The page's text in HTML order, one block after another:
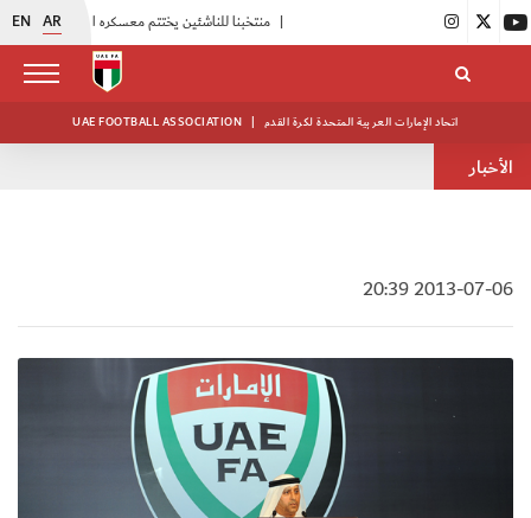
EN AR منتخبنا للناشئين يختتم معسكره الخارجي في صربيا
UAE FOOTBALL ASSOCIATION | اتحاد الإمارات العربية المتحدة لكرة القدم
الأخبار
2013-07-06 20:39